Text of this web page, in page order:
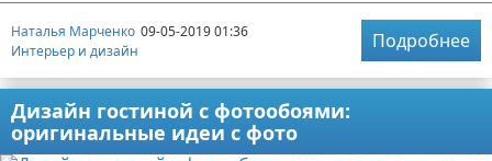
Наталья Марченко 09-05-2019 01:36
Интерьер и дизайн
Подробнее
Дизайн гостиной с фотообоями:
оригинальные идеи с фото